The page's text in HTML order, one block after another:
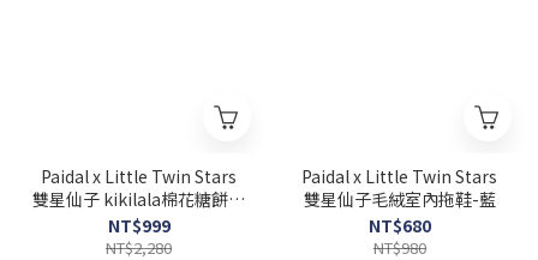
Paidal x Little Twin Stars
雙星仙子 kikilala棉花糖餅乾
鞋-紫
NT$999
NT$2,280
Paidal x Little Twin Stars
雙星仙子毛絨室內拖鞋-藍
NT$680
NT$980